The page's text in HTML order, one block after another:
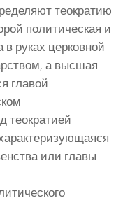
теократию
политическая и
в руках церковной
а высшая
главой
теократией
или главы